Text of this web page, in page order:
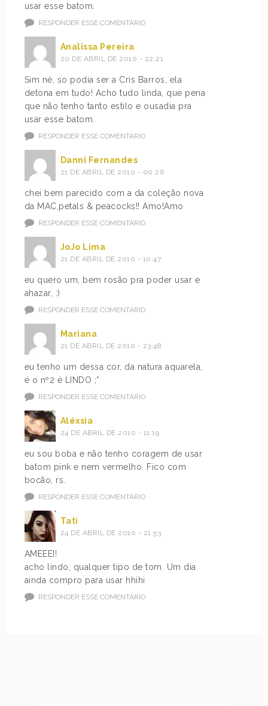
usar esse batom.
RESPONDER ESSE COMENTÁRIO
Analissa Pereira
20 DE ABRIL DE 2010 - 22:21
Sim né, so podia ser a Cris Barros, ela
detona em tudo! Acho tudo linda, que pena
que não tenho tanto estilo e ousadia pra
usar esse batom.
RESPONDER ESSE COMENTÁRIO
Danni Fernandes
21 DE ABRIL DE 2010 - 00:26
chei bem parecido com a da coleção nova
da MAC,petals & peacocks!! Amo!Amo
RESPONDER ESSE COMENTÁRIO
JoJo Lima
21 DE ABRIL DE 2010 - 10:47
eu quero um, bem rosão pra poder usar e
ahazar, :)
RESPONDER ESSE COMENTÁRIO
Mariana
21 DE ABRIL DE 2010 - 23:48
eu tenho um dessa cor, da natura aquarela,
é o nº2 é LINDO ;*
RESPONDER ESSE COMENTÁRIO
Aléxsia
24 DE ABRIL DE 2010 - 11:19
eu sou boba e não tenho coragem de usar
batom pink e nem vermelho. Fico com
bocão, rs.
RESPONDER ESSE COMENTÁRIO
Tati
24 DE ABRIL DE 2010 - 21:53
AMEEEI!
acho lindo, qualquer tipo de tom. Um dia
ainda compro para usar hhihi
RESPONDER ESSE COMENTÁRIO